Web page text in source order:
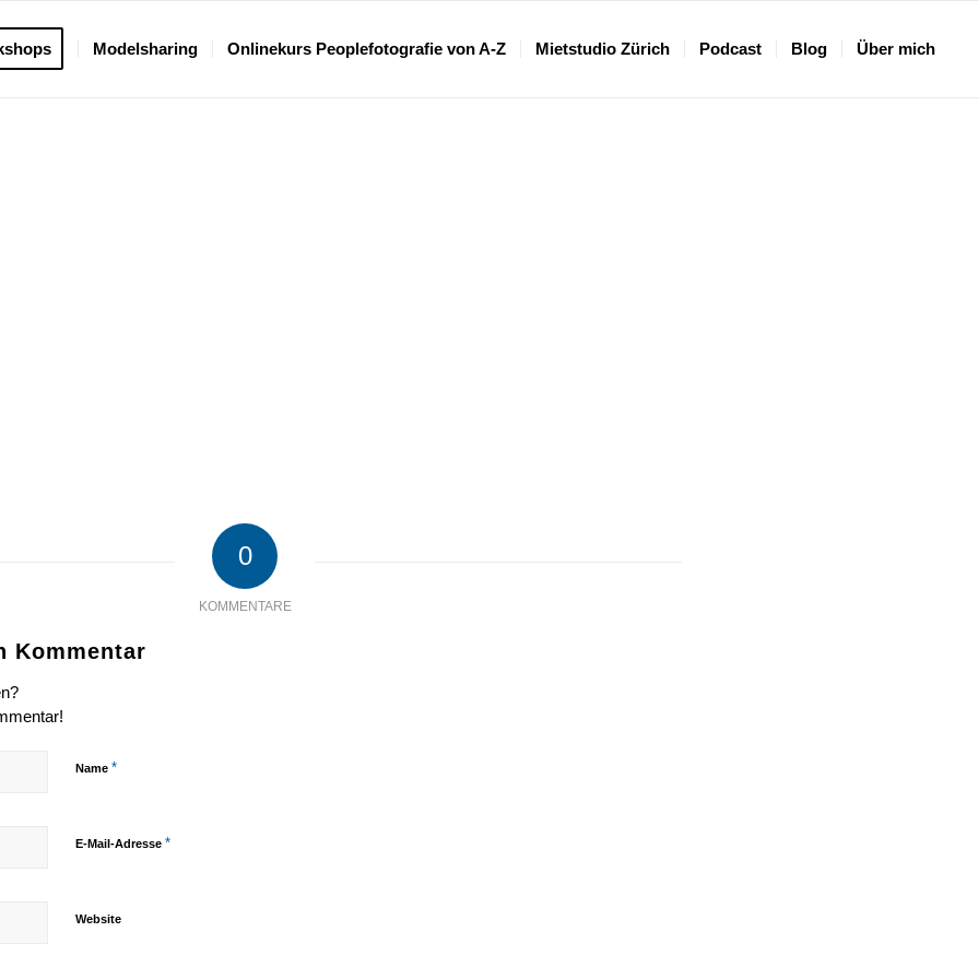
Modelsharing Onlinekurs Peoplefotografie von A-Z Mietstudio Zürich Podcast Blog Über mich
0
KOMMENTARE
Kommentar
Name *
E-Mail-Adresse *
Website